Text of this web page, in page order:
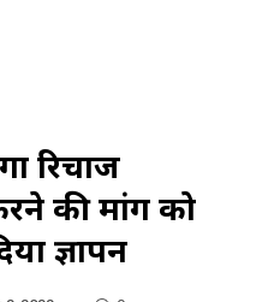
रिचार्ज
की मांग को
ज्ञापन